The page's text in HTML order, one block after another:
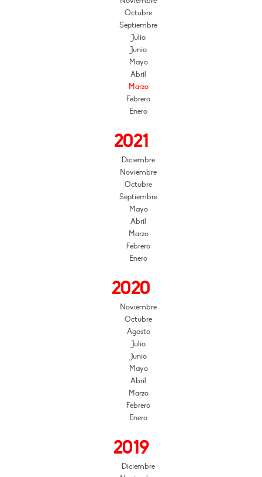
Octubre
Septiembre
Julio
Junio
Mayo
Abril
Marzo
Febrero
Enero
2021
Diciembre
Noviembre
Octubre
Septiembre
Mayo
Abril
Marzo
Febrero
Enero
2020
Noviembre
Octubre
Agosto
Julio
Junio
Mayo
Abril
Marzo
Febrero
Enero
2019
Diciembre